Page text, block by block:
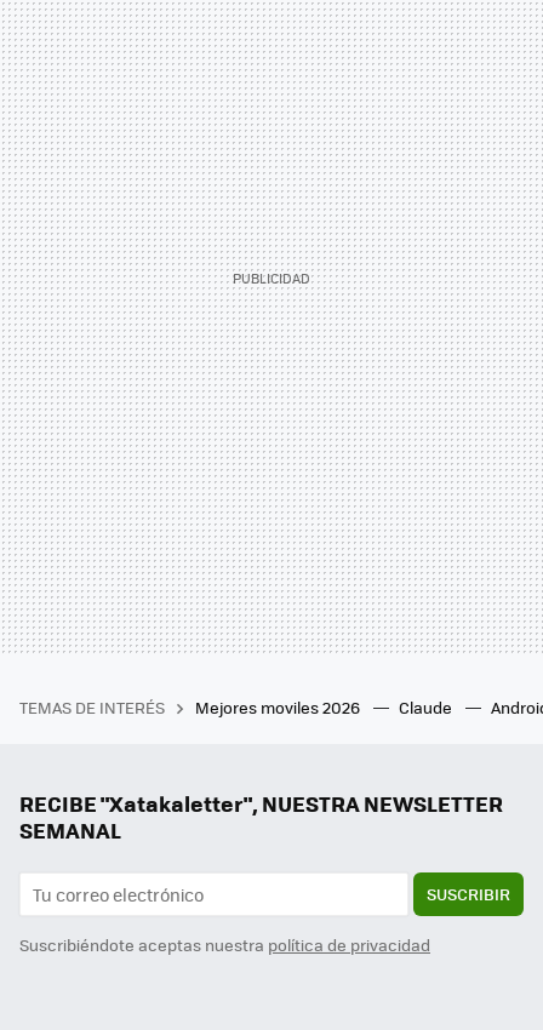
TEMAS DE INTERÉS Mejores moviles 2026 Claude
RECIBE "Xatakaletter", NUESTRA NEWSLETTER
SEMANAL
SUSCRIBIR
Suscribiéndote aceptas nuestra política de privacidad